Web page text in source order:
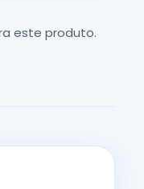
este produto.